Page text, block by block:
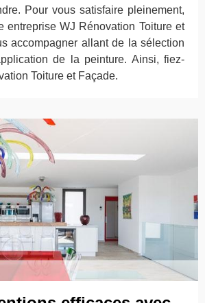
Pour vous satisfaire pleinement,
entreprise WJ Rénovation Toiture et
accompagner allant de la sélection
de la peinture. Ainsi, fiez-
Toiture et Façade.